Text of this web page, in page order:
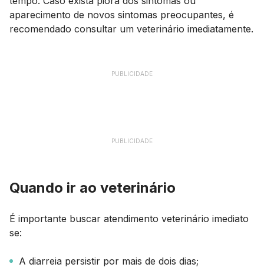
aparecimento de novos sintomas preocupantes, é
recomendado consultar um veterinário imediatamente.
PUBLICIDADE
PUBLICIDADE
Quando ir ao veterinário
É importante buscar atendimento veterinário imediato
se:
A diarreia persistir por mais de dois dias;